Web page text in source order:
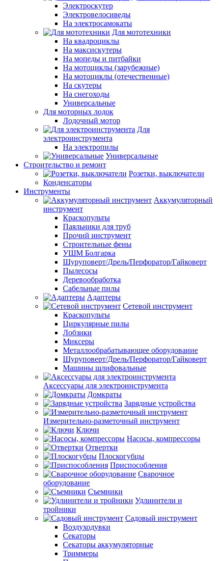
Электроскутер
Электровелосиведы
На электросамокаты
Для мототехники
На квадроциклы
На максискутеры
На мопеды и питбайки
На мотоциклы (зарубежные)
На мотоциклы (отечественные)
На скутеры
На снегоходы
Универсальные
Для моторных лодок
Лодочный мотор
Для
электроинструмента
На электропилы
Универсальные
Строительство и ремонт
Розетки, выключатели
Конденсаторы
Инструменты
Аккумуляторный
инструмент
Краскопульты
Паяльники для труб
Прочий инструмент
Строительные фены
УШМ Болгарка
Шуруповерт/Дрель/Перфоратор/Гайковерт
Пылесосы
Деревообработка
Сабельные пилы
Адаптеры
Сетевой инструмент
Краскопульты
Циркулярные пилы
Лобзики
Миксеры
Металлообрабатывающее оборудование
Шуруповерт/Дрель/Перфоратор/Гайковерт
Машины шлифовальные
Аксессуары для электроинструмента
Домкраты
Зарядные устройства
Измерительно-разметочный инструмент
Ключи
Насосы, компрессоры
Отвертки
Плоскогубцы
Приспособления
Сварочное
оборудование
Съемники
Удлинители и
тройники
Садовый инструмент
Воздуходувки
Секаторы
Секаторы аккумуляторные
Триммеры